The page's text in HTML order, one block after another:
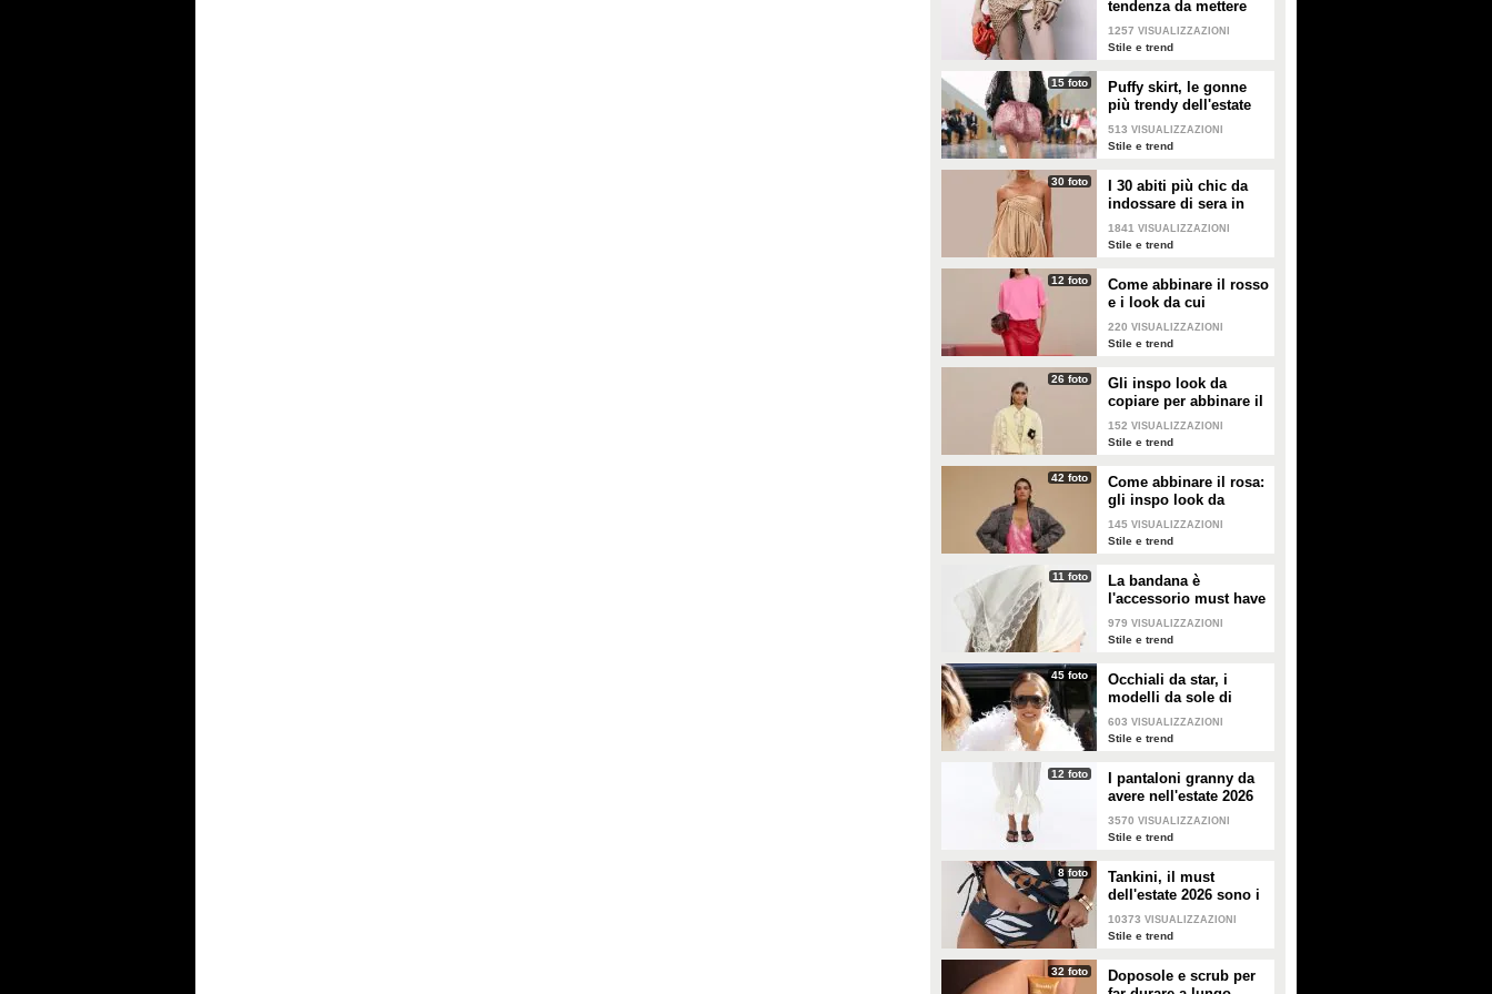
tendenza da mettere
nella valigia dell'estate
2026
1257 VISUALIZZAZIONI
Stile e trend
15 foto
Puffy skirt, le gonne
più trendy dell'estate
2026 sono quelle a
palloncino
513 VISUALIZZAZIONI
Stile e trend
30 foto
I 30 abiti più chic da
indossare di sera in
estate
1841 VISUALIZZAZIONI
Stile e trend
12 foto
Come abbinare il rosso
e i look da cui
prendere ispirazione
220 VISUALIZZAZIONI
Stile e trend
26 foto
Gli inspo look da
copiare per abbinare il
giallo
152 VISUALIZZAZIONI
Stile e trend
42 foto
Come abbinare il rosa:
gli inspo look da
copiare
145 VISUALIZZAZIONI
Stile e trend
11 foto
La bandana è
l'accessorio must have
dell'estate 2026: i
modelli di tendenza
979 VISUALIZZAZIONI
Stile e trend
45 foto
Occhiali da star, i
modelli da sole di
tendenza per l'estate
2026
603 VISUALIZZAZIONI
Stile e trend
12 foto
I pantaloni granny da
avere nell'estate 2026
3570 VISUALIZZAZIONI
Stile e trend
8 foto
Tankini, il must
dell'estate 2026 sono i
costumi con la canotta
10373 VISUALIZZAZIONI
Stile e trend
32 foto
Doposole e scrub per